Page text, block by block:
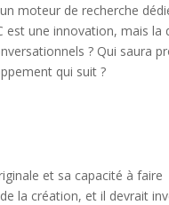
moteur de recherche
est une innovation, mais la
? Qui saura
qui suit ?
et sa capacité à faire
la création, et il devrait